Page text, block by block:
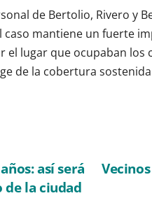
de Bertolio, Rivero y
caso mantiene un fuerte
el lugar que ocupaban
de la cobertura
así será
la ciudad